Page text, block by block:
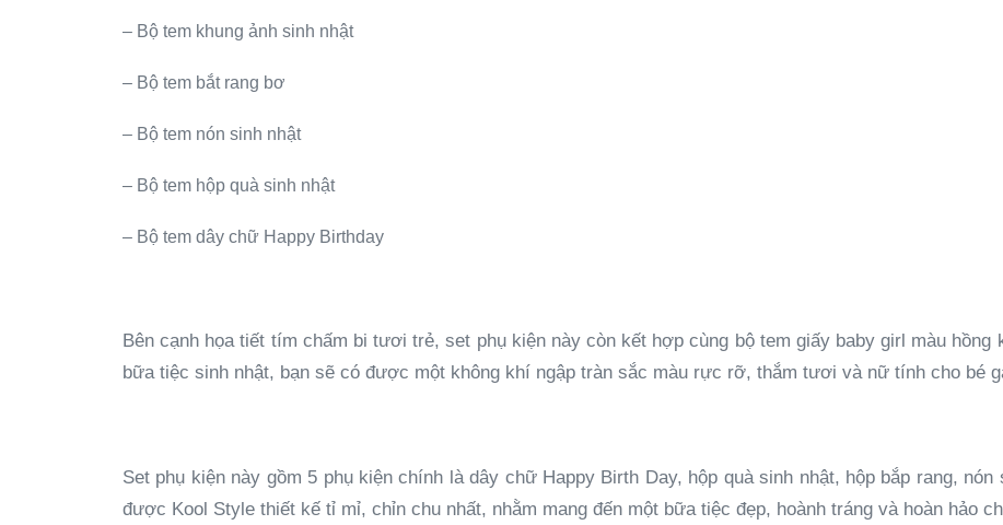
– Bộ tem khung ảnh sinh nhật
– Bộ tem bắt rang bơ
– Bộ tem nón sinh nhật
– Bộ tem hộp quà sinh nhật
– Bộ tem dây chữ Happy Birthday
Bên cạnh họa tiết tím chấm bi tươi trẻ, set phụ kiện này còn kết hợp cùng bộ tem giấy baby girl màu hồng
bữa tiệc sinh nhật, bạn sẽ có được một không khí ngập tràn sắc màu rực rỡ, thắm tươi và nữ tính cho bé
Set phụ kiện này gồm 5 phụ kiện chính là dây chữ Happy Birth Day, hộp quà sinh nhật, hộp bắp rang,
được Kool Style thiết kế tỉ mỉ, chỉn chu nhất, nhằm mang đến một bữa tiệc đẹp, hoành tráng và hoàn hảo